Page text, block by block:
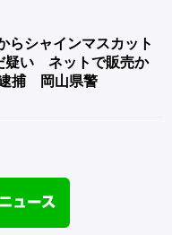
らシャインマスカット
疑い ネットで販売か
捕 岡山県警